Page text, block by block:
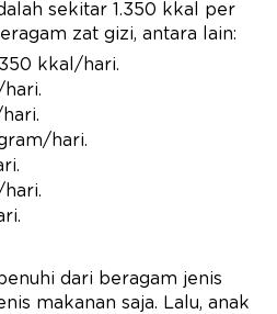
sekitar 1.350 kkal per
zat gizi, antara lain:
kkal/hari.
hari.
dari beragam jenis
makanan saja. Lalu, anak